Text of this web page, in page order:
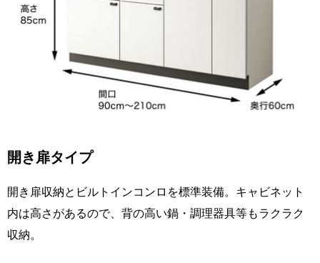
開き扉タイプ
開き扉収納とビルトインコンロを標準装備。キャビネット
内は高さがあるので、背の高い鍋・調理器具等もラクラク
収納。